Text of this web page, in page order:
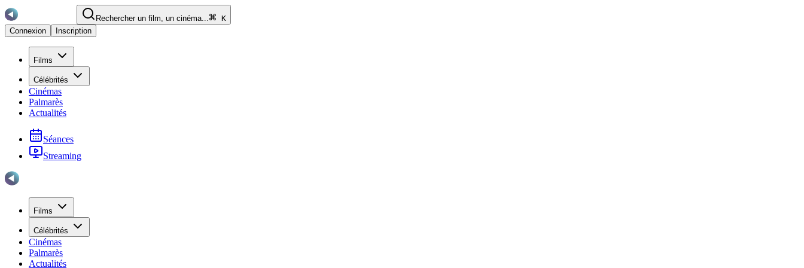
Rechercher un film, un cinéma...
K
Connexion
Inscription
Films
Célébrités
Cinémas
Palmarès
Actualités
Séances
Streaming
Films
Célébrités
Cinémas
Palmarès
Actualités